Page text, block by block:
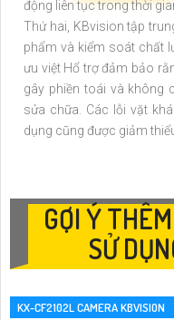
động liên tục trong thời
Thứ hai, KBvision tập
phẩm và kiểm soát chất
ưu việt Hổ trợ đảm bảo
gây phiền toái và không
sửa chữa. Các lỗi vặt
dụng cũng được giảm
GỢI Ý
SỬ
KX-CF2102L CAMERA KBVISION